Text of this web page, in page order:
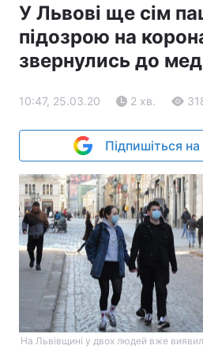
У Львові ще сім
підозрою на
звернулись до
10:47, 25.03.20 2 хв.
Підпишіться
На Львівщині у двох людей вже